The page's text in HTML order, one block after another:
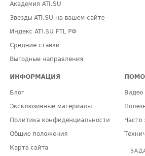
Академия ATI.SU
Звезды ATI.SU на вашем сайте
Индекс ATI.SU FTL РФ
Средние ставки
Выгодные направления
ИНФОРМАЦИЯ
Блог
Эксклюзивные материалы
Политика конфиденциальности
Общие положения
Карта сайта
Видео
Часто